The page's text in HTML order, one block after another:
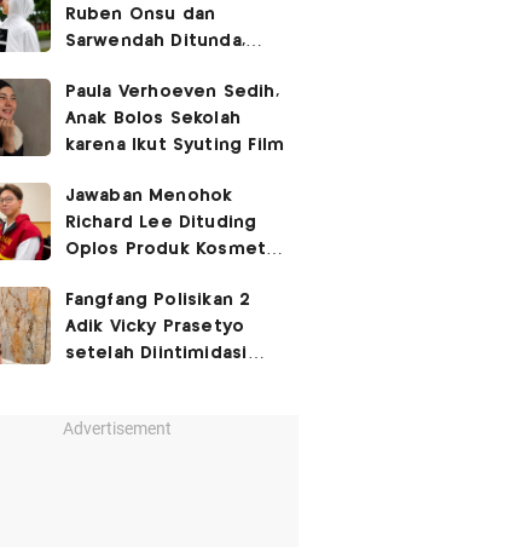
Ruben Onsu dan
Sarwendah Ditunda,
Ketiga
Paula Verhoeven Sedih,
Anak Bolos Sekolah
karena Ikut Syuting Film
Jawaban Menohok
Richard Lee Dituding
Oplos Produk Kosmetik
Fangfang Polisikan 2
Adik Vicky Prasetyo
setelah Diintimidasi
Advertisement